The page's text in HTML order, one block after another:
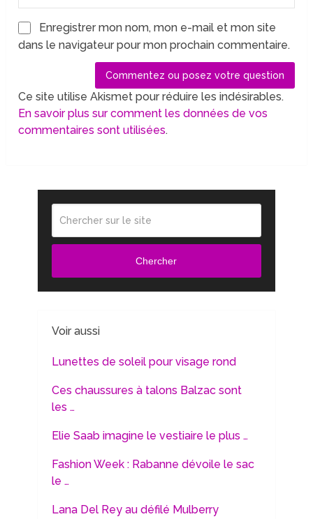
Enregistrer mon nom, mon e-mail et mon site
dans le navigateur pour mon prochain commentaire.
Ce site utilise Akismet pour réduire les indésirables.
En savoir plus sur comment les données de vos
commentaires sont utilisées.
Chercher
Voir aussi
Lunettes de soleil pour visage rond
Ces chaussures à talons Balzac sont
les …
Elie Saab imagine le vestiaire le plus …
Fashion Week : Rabanne dévoile le sac
le …
Lana Del Rey au défilé Mulberry